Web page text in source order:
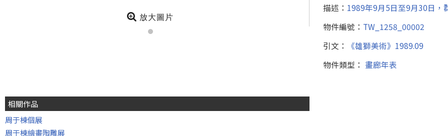
放大圖片
描述： 1989年9月5日至9月30日，
物件編號： TW_1258_00002
引文：
《雄獅美術》1989.09
物件類型： 畫廊年表
相關作品
周于棟個展
周于棟繪畫陶雕展